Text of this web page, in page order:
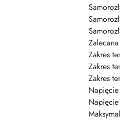
Zakres
Zakres
Zakres